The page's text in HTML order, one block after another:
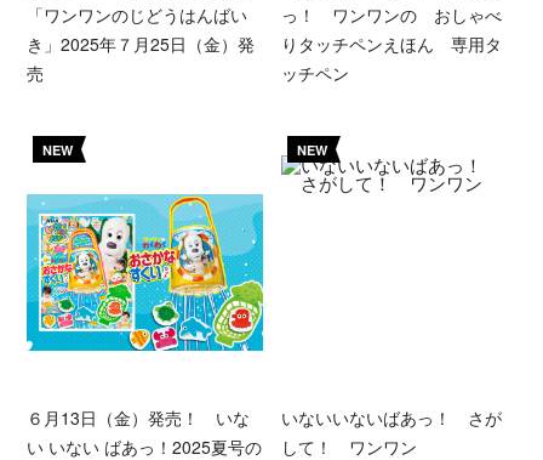
「ワンワンのじどうはんばい
き」2025年７月25日（金）発
売
っ！ ワンワンの おしゃべ
りタッチペンえほん 専用タ
ッチペン
NEW
６月13日（金）発売！ いな
い いない ばあっ！2025夏号の
NEW
いないいないばあっ！ さが
して！ ワンワン